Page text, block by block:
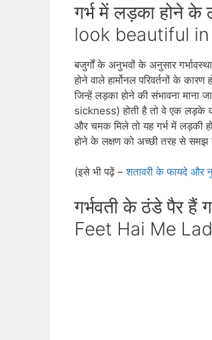
गर्भ में लड़का होने के
look beautiful
बजुर्गों के अनुभवों के अनुसार
होने वाले हार्मोनल परिवर्तनों के
जिन्‍हें लड़का होने की संभावना माना
sickness) होती है तो वे एक लड़के की
और चमक मिले तो यह गर्भ में लड़की
होने के लक्षण को अच्‍छी तरह से
(इसे भी पढ़ें –शतावरी के फायदे और
गर्भवती के ठंडे पैर
Feet Hai Me